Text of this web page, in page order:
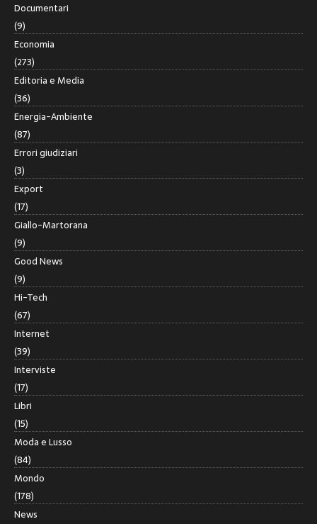
Documentari
(9)
Economia
(273)
Editoria e Media
(36)
Energia-Ambiente
(87)
Errori giudiziari
(3)
Export
(17)
Giallo-Martorana
(9)
Good News
(9)
Hi-Tech
(67)
Internet
(39)
Interviste
(17)
Libri
(15)
Moda e Lusso
(84)
Mondo
(178)
News